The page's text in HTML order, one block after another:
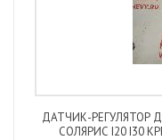
ДАТЧИК-РЕГУЛЯТОР
СОЛЯРИС I20 I30